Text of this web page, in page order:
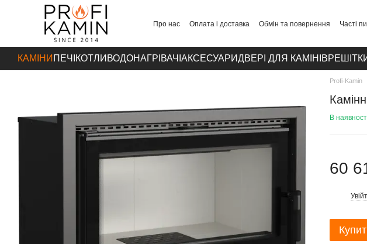
Перейти до основного контенту
Про нас Оплата і доставка Обмін та повернення Часті
КАМІНИ ПЕЧІ КОТЛИ ВОДОНАГРІВАЧІ АКСЕСУАРИДВЕРІ ДЛЯ КАМІНІВ
Profi-Kamin
В
60